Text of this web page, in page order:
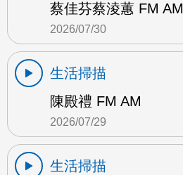
蔡佳芬蔡淩蕙 FM AM
2026/07/30
生活掃描
陳殿禮 FM AM
2026/07/29
生活掃描